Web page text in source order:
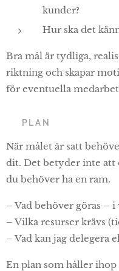
kunder?
Hur ska det
Bra mål är tydliga,
riktning och skapar
för eventuella
🧭 PLAN
När målet är satt
dit. Det betyder inte att
du behöver ha en ram.
– Vad behöver göras –
– Vilka resurser krävs
– Vad kan jag delegera
En plan som håller ihop